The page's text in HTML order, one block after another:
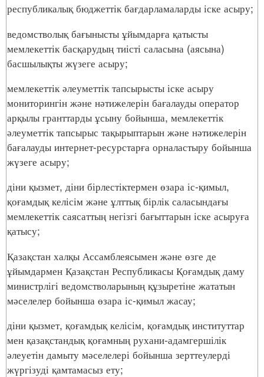
республикалық бюджеттік бағдарламаларды іске асыру;
ведомстволық бағынысты ұйымдарға қатысты
мемлекеттік басқарудың тиісті саласына (аясына)
басшылықты жүзеге асыру;
мемлекеттік әлеуметтік тапсырысты іске асыру
мониторингін және нәтижелерін бағалауды оператор
арқылы гранттарды ұсыну бойынша, мемлекеттік
әлеуметтік тапсырыс тақырыптарын және нәтижелерін
бағалауды интернет-ресурстарға орналастыру бойынша
жүзеге асыру;
діни қызмет, діни бірлестіктермен өзара іс-қимыл,
қоғамдық келісім және ұлттық бірлік саласындағы
мемлекеттік саясаттың негізгі бағыттарын іске асыруға
қатысу;
Қазақстан халқы Ассамблеясымен және өзге де
ұйымдармен Қазақстан Республикасы Қоғамдық даму
министрлігі ведомстволарының құзыретіне жататын
мәселелер бойынша өзара іс-қимыл жасау;
діни қызмет, қоғамдық келісім, қоғамдық институттар
мен қазақстандық қоғамның рухани-адамгершілік
әлеуетін дамыту мәселелері бойынша зерттеулерді
жүргізуді қамтамасыз ету;